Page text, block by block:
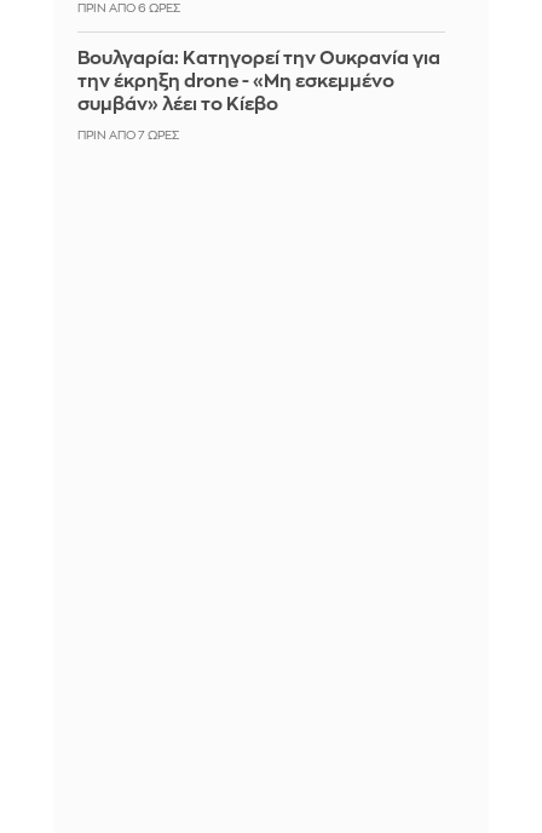
ΠΡΙΝ ΑΠΌ 6 ΏΡΕΣ
Βουλγαρία: Κατηγορεί την Ουκρανία για
την έκρηξη drone - «Μη εσκεμμένο
συμβάν» λέει το Κίεβο
ΠΡΙΝ ΑΠΌ 7 ΏΡΕΣ